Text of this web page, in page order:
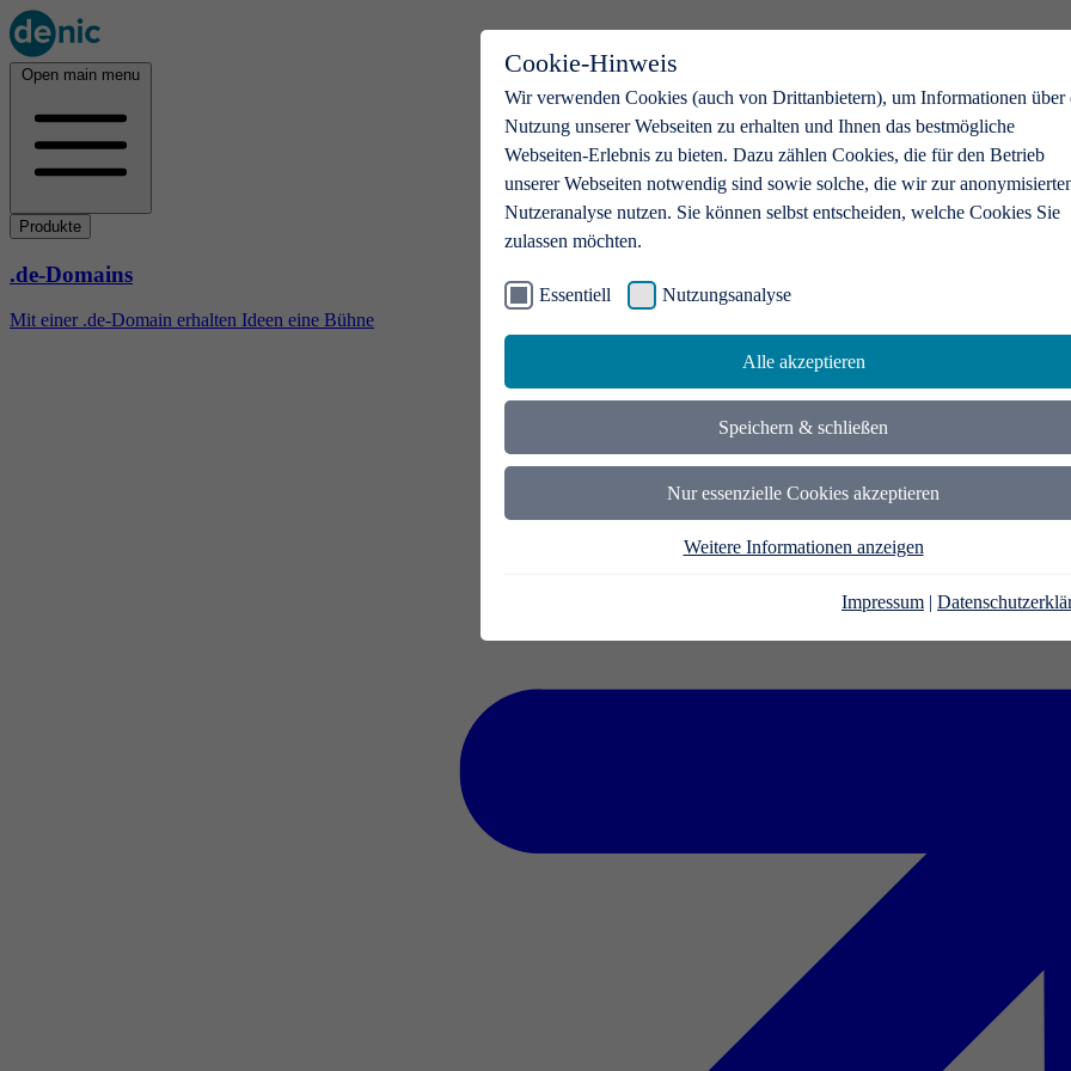
Cookie-Hinweis
Wir verwenden Cookies (auch von Drittanbietern), um Informationen über
Nutzung unserer Webseiten zu erhalten und Ihnen das bestmögliche
Webseiten-Erlebnis zu bieten. Dazu zählen Cookies, die für den Betrieb
unserer Webseiten notwendig sind sowie solche, die wir zur
Nutzeranalyse nutzen. Sie können selbst entscheiden, welche Cookies Sie
zulassen möchten.
Essentiell Nutzungsanalyse
Alle akzeptieren
Speichern & schließen
Nur essenzielle Cookies akzeptieren
Weitere Informationen anzeigen
Impressum |
Open main menu
Produkte
.de-Domains
Mit einer .de-Domain erhalten Ideen eine Bühne